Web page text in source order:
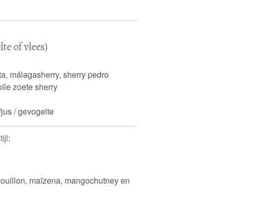
of vlees)
málagasherry, sherry pedro
zoete sherry
/ gevogelte
:
maïzena, mangochutney en